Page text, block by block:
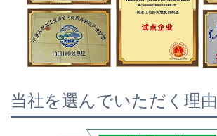
当社を選んでいただく理由